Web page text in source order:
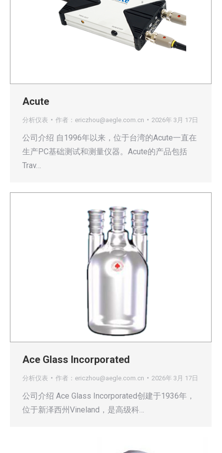
Acute
分析仪表 作者： ericzhou@aegle.com.cn 2026年 3月 17日
公司介绍 自1996年以来，位于台湾的Acute一直在
生产PC基础测试和测量仪器。Acute的产品包括
Trav…
Ace Glass Incorporated
分析仪表 作者： ericzhou@aegle.com.cn 2026年 3月 17日
公司介绍 Ace Glass Incorporated创建于1936年，
位于新泽西州Vineland，是高级科…